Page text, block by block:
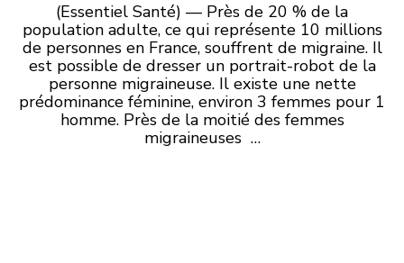
(Essentiel Santé) — Près de 20 % de la
population adulte, ce qui représente 10 millions
de personnes en France, souffrent de migraine. Il
est possible de dresser un portrait-robot de la
personne migraineuse. Il existe une nette
prédominance féminine, environ 3 femmes pour 1
homme. Près de la moitié des femmes
migraineuses …